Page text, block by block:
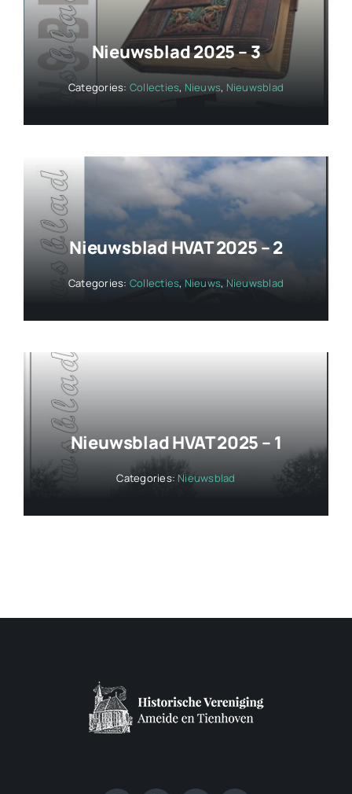
Nieuwsblad 2025 – 3
Categories: Collecties, Nieuws, Nieuwsblad
Nieuwsblad HVAT 2025 – 2
Categories: Collecties, Nieuws,Nieuwsblad
Nieuwsblad HVAT 2025 – 1
Categories:Nieuwsblad